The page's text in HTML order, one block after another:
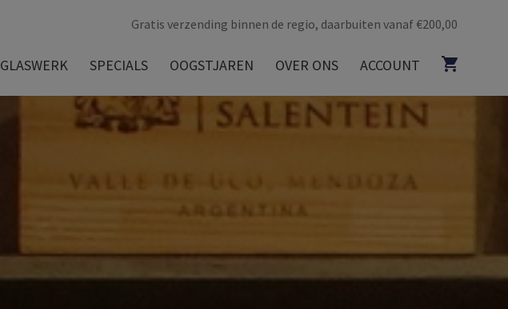
Gratis verzending binnen de regio, daarbuiten vanaf €200,00
GLASWERK SPECIALS OOGSTJAREN OVER ONS ACCOUNT